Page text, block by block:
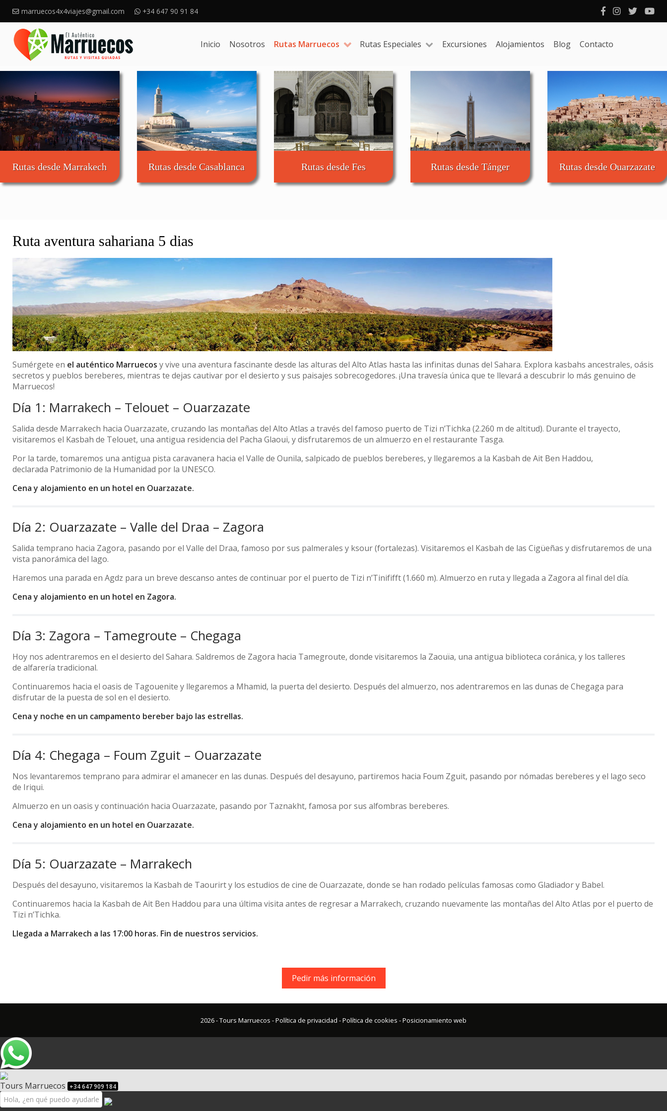
marruecos4x4viajes@gmail.com +34 647 90 91 84
Inicio Nosotros Rutas Marruecos Rutas Especiales Excursiones Alojamientos Blog Contacto
Rutas desde Marrakech Rutas desde Casablanca Rutas desde Fes Rutas desde Tánger Rutas desde Ouarzazate
Ruta aventura sahariana 5 dias
Sumérgete en el auténtico Marruecos y vive una aventura fascinante desde las alturas del Alto Atlas hasta las infinitas dunas del Sahara. Explora kasbahs ancestrales, oásis
secretos y pueblos bereberes, mientras te dejas cautivar por el desierto y sus paisajes sobrecogedores. ¡Una travesía única que te llevará a descubrir lo más genuino de
Marruecos!
Día 1: Marrakech – Telouet – Ouarzazate
Salida desde Marrakech hacia Ouarzazate, cruzando las montañas del Alto Atlas a través del famoso puerto de Tizi n’Tichka (2.260 m de altitud). Durante el trayecto,
visitaremos el Kasbah de Telouet, una antigua residencia del Pacha Glaoui, y disfrutaremos de un almuerzo en el restaurante Tasga.
Por la tarde, tomaremos una antigua pista caravanera hacia el Valle de Ounila, salpicado de pueblos bereberes, y llegaremos a la Kasbah de Ait Ben Haddou,
declarada Patrimonio de la Humanidad por la UNESCO.
Cena y alojamiento en un hotel en Ouarzazate.
Día 2: Ouarzazate – Valle del Draa – Zagora
Salida temprano hacia Zagora, pasando por el Valle del Draa, famoso por sus palmerales y ksour (fortalezas). Visitaremos el Kasbah de las Cigüeñas y disfrutaremos de una
vista panorámica del lago.
Haremos una parada en Agdz para un breve descanso antes de continuar por el puerto de Tizi n’Tinififft (1.660 m). Almuerzo en ruta y llegada a Zagora al final del día.
Cena y alojamiento en un hotel en Zagora.
Día 3: Zagora – Tamegroute – Chegaga
Hoy nos adentraremos en el desierto del Sahara. Saldremos de Zagora hacia Tamegroute, donde visitaremos la Zaouïa, una antigua biblioteca coránica, y los talleres
de alfarería tradicional.
Continuaremos hacia el oasis de Tagouenite y llegaremos a Mhamid, la puerta del desierto. Después del almuerzo, nos adentraremos en las dunas de Chegaga para
disfrutar de la puesta de sol en el desierto.
Cena y noche en un campamento bereber bajo las estrellas.
Día 4: Chegaga – Foum Zguit – Ouarzazate
Nos levantaremos temprano para admirar el amanecer en las dunas. Después del desayuno, partiremos hacia Foum Zguit, pasando por nómadas bereberes y el lago seco
de Iriqui.
Almuerzo en un oasis y continuación hacia Ouarzazate, pasando por Taznakht, famosa por sus alfombras bereberes.
Cena y alojamiento en un hotel en Ouarzazate.
Día 5: Ouarzazate – Marrakech
Después del desayuno, visitaremos la Kasbah de Taourirt y los estudios de cine de Ouarzazate, donde se han rodado películas famosas como Gladiador y Babel.
Continuaremos hacia la Kasbah de Ait Ben Haddou para una última visita antes de regresar a Marrakech, cruzando nuevamente las montañas del Alto Atlas por el puerto de
Tizi n’Tichka.
Llegada a Marrakech a las 17:00 horas. Fin de nuestros servicios.
Pedir más información
2026 - Tours Marruecos -Política de privacidad -Política de cookies -Posicionamiento web
Tours Marruecos +34 647 909 184